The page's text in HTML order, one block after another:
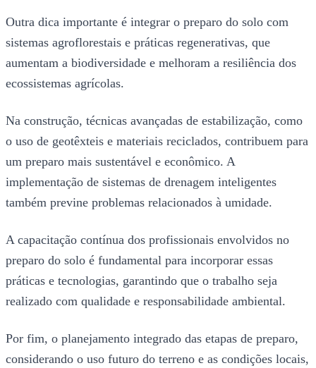
Outra dica importante é integrar o preparo do solo com
sistemas agroflorestais e práticas regenerativas, que
aumentam a biodiversidade e melhoram a resiliência dos
ecossistemas agrícolas.
Na construção, técnicas avançadas de estabilização, como
o uso de geotêxteis e materiais reciclados, contribuem para
um preparo mais sustentável e econômico. A
implementação de sistemas de drenagem inteligentes
também previne problemas relacionados à umidade.
A capacitação contínua dos profissionais envolvidos no
preparo do solo é fundamental para incorporar essas
práticas e tecnologias, garantindo que o trabalho seja
realizado com qualidade e responsabilidade ambiental.
Por fim, o planejamento integrado das etapas de preparo,
considerando o uso futuro do terreno e as condições locais,